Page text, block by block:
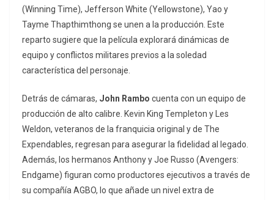
(Winning Time), Jefferson White (Yellowstone), Yao y
Tayme Thapthimthong se unen a la producción. Este
reparto sugiere que la película explorará dinámicas de
equipo y conflictos militares previos a la soledad
característica del personaje.
Detrás de cámaras, John Rambo cuenta con un equipo de
producción de alto calibre. Kevin King Templeton y Les
Weldon, veteranos de la franquicia original y de The
Expendables, regresan para asegurar la fidelidad al legado.
Además, los hermanos Anthony y Joe Russo (Avengers:
Endgame) figuran como productores ejecutivos a través de
su compañía AGBO, lo que añade un nivel extra de